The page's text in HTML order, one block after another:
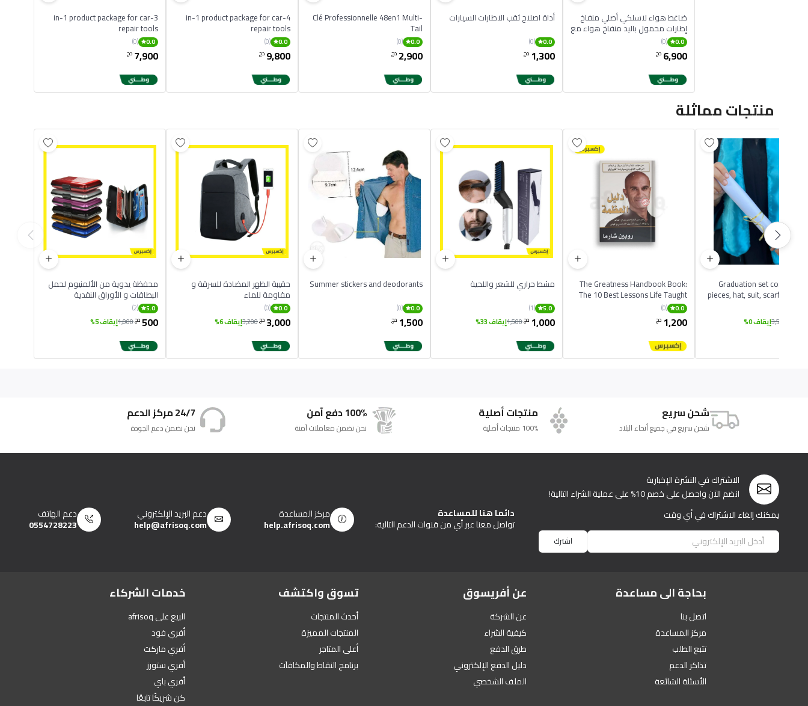
3-in-1 product package for car
repair tools
0.0
(0)
7,900 دج
4-in-1 product package for car
repair tools
0.0
(0)
9,800 دج
Clé Professionnelle 48en1 Multi-
Tail
0.0
(0)
2,900 دج
أداة اصلاح ثقب الاطارات السيارات
0.0
(0)
1,300 دج
ضاغط هواء لاسلكي أصلي منفاخ
إطارات محمول باليد منفاخ هواء مع
شاشة LCD رقمية قابل
0.0
(0)
6,900 دج
منتجات مماثلة
محفظة يدوية من الألمنيوم لحمل
البطاقات و الأوراق النقدية
5.0
(2)
500دج1,000إيقاف 5%
حقيبة الظهر المضادة للسرقة و
مقاومة للماء
0.0
(0)
3,000 دج3,200إيقاف 6%
Summer stickers and deodorants
0.0
(0)
1,500 دج
مشط حراري للشعر واللحية
5.0
(1)
1,000 دج1,500إيقاف 33%
The Greatness Handbook Book:
The 10 Best Lessons Life Taught
Me English Paperbac
0.0
(0)
1,200 دج
Graduation set consisting
pieces, hat, suit, scarf, in
3,500إيقاف 0%
شحن سريع
شحن سريع في جميع أنحاء البلاد
منتجات أصلية
100% منتجات أصلية
100% دفع آمن
نحن نضمن معاملات آمنة
24/7 مركز الدعم
نحن نضمن دعم الجودة
الاشتراك في النشرة الإخبارية
انضم الآن واحصل على خصم 10% على عملية الشراء التالية!
يمكنك إلغاء الاشتراك في أي وقت
اشترك
دائما هنا للمساعدة
تواصل معنا عبر أي من قنوات الدعم التالية:
مركز المساعدة
help.afrisoq.com
دعم البريد الإلكتروني
help@afrisoq.com
دعم الهاتف
0554728223
بحاجة الى مساعدة
اتصل بنا
مركز المساعدة
تتبع الطلب
تذاكر الدعم
الأسئلة الشائعة
عن أفريسوق
عن الشركة
كيفية الشراء
طرق الدفع
دليل الدفع الإلكتروني
الملف الشخصي
تسوق واكتشف
أحدث المنتجات
المنتجات المميزة
أعلى المتاجر
برنامج النقاط والمكافآت
خدمات الشركاء
البيع على afrisoq
أفري فود
أفري ماركت
أفري ستورز
أفري باي
كن شريكًا تابعًا